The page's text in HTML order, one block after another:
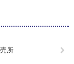
所